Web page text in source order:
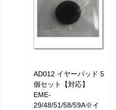
AD012 イヤーパッド 5
個セット【対応】
EME-
29/48/51/58/59A※イ